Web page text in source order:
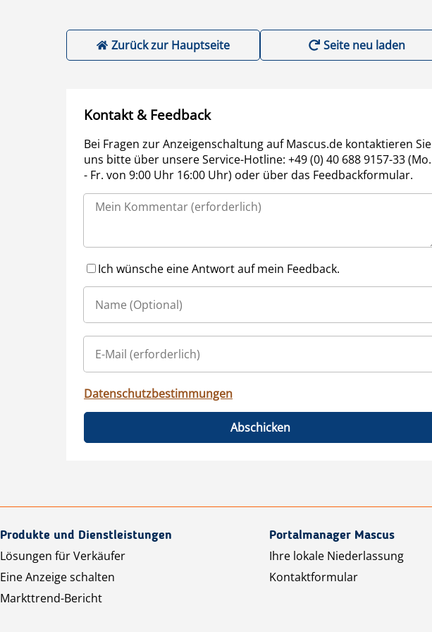
Zurück zur Hauptseite Seite neu laden
Kontakt & Feedback
Bei Fragen zur Anzeigenschaltung auf Mascus.de kontaktieren Sie
uns bitte über unsere Service-Hotline: +49 (0) 40 688 9157-33 (Mo.
- Fr. von 9:00 Uhr 16:00 Uhr) oder über das Feedbackformular.
Ich wünsche eine Antwort auf mein Feedback.
Datenschutzbestimmungen
Abschicken
Produkte und Dienstleistungen
Lösungen für Verkäufer
Eine Anzeige schalten
Markttrend-Bericht
Portalmanager Mascus
Ihre lokale Niederlassung
Kontaktformular